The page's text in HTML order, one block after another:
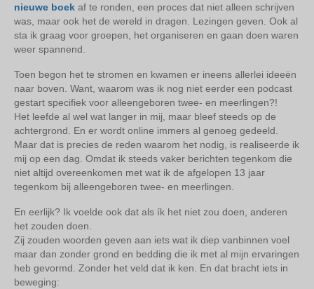
nieuwe boek af te ronden, een proces dat niet alleen schrijven
was, maar ook het de wereld in dragen. Lezingen geven. Ook al
sta ik graag voor groepen, het organiseren en gaan doen waren
weer spannend.
Toen begon het te stromen en kwamen er ineens allerlei ideeën
naar boven. Want, waarom was ik nog niet eerder een podcast
gestart specifiek voor alleengeboren twee- en meerlingen?!
Het leefde al wel wat langer in mij, maar bleef steeds op de
achtergrond. En er wordt online immers al genoeg gedeeld.
Maar dat is precies de reden waarom het nodig, is realiseerde ik
mij op een dag. Omdat ik steeds vaker berichten tegenkom die
niet altijd overeenkomen met wat ik de afgelopen 13 jaar
tegenkom bij alleengeboren twee- en meerlingen.
En eerlijk? Ik voelde ook dat als ík het niet zou doen, anderen
het zouden doen.
Zij zouden woorden geven aan iets wat ik diep vanbinnen voel
maar dan zonder grond en bedding die ik met al mijn ervaringen
heb gevormd. Zonder het veld dat ik ken. En dat bracht iets in
beweging: